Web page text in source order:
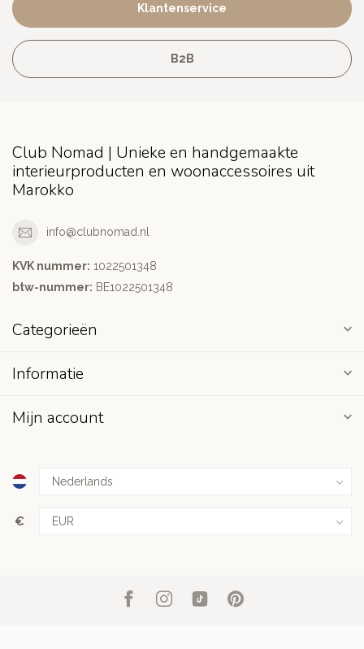
Klantenservice
B2B
Club Nomad | Unieke en handgemaakte
interieurproducten en woonaccessoires uit
Marokko
info@clubnomad.nl
KVK nummer: 1022501348
btw-nummer: BE1022501348
Categorieën
Informatie
Mijn account
€